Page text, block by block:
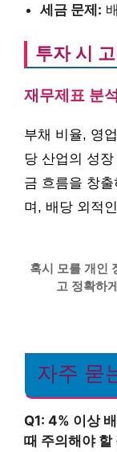
세금 문제:
투자 시
재무제표 분
부채 비율, 영
당 산업의 성
금 흐름을 창
며, 배당 외적
혹시 모를 개인
고 정확하
자주 묻
Q1: 4% 이상
때 주의해야 할